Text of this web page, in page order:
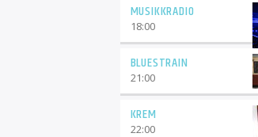
MUSIKKRADIO
18:00
BLUESTRAIN
21:00
KREM
22:00